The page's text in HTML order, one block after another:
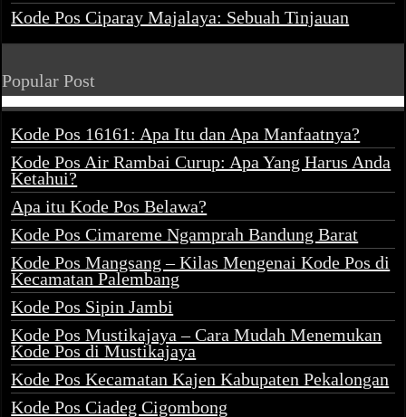
Kode Pos Ciparay Majalaya: Sebuah Tinjauan
Popular Post
Kode Pos 16161: Apa Itu dan Apa Manfaatnya?
Kode Pos Air Rambai Curup: Apa Yang Harus Anda
Ketahui?
Apa itu Kode Pos Belawa?
Kode Pos Cimareme Ngamprah Bandung Barat
Kode Pos Mangsang – Kilas Mengenai Kode Pos di
Kecamatan Palembang
Kode Pos Sipin Jambi
Kode Pos Mustikajaya – Cara Mudah Menemukan
Kode Pos di Mustikajaya
Kode Pos Kecamatan Kajen Kabupaten Pekalongan
Kode Pos Ciadeg Cigombong